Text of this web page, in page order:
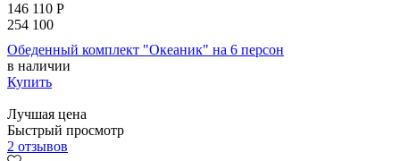
146 110 Р
254 100
Обеденный комплект "Океаник" на 6 персон
в наличии
Купить
Лучшая цена
Быстрый просмотр
2 отзывов